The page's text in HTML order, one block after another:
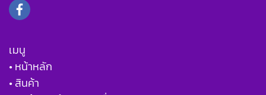
เมนู
• หน้าหลัก
• สินค้า